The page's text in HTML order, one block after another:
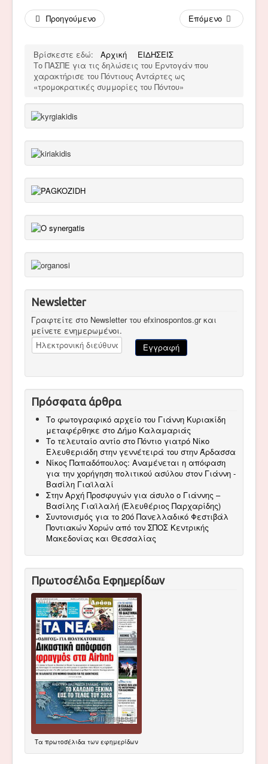
Προηγούμενο Επόμενο
Βρίσκεστε εδώ: Αρχική
ΕΙΔΗΣΕΙΣ
Το ΠΑΣΠΕ για τις δηλώσεις του Ερντογάν που
χαρακτήρισε του Πόντιους Αντάρτες ως
«τρομοκρατικές συμμορίες του Πόντου»
Newsletter
Γραφτείτε στο Newsletter του efxinospontos.gr και
μείνετε ενημερωμένοι.
Πρόσφατα άρθρα
Το φωτογραφικό αρχείο του Γιάννη Κυριακίδη
μεταφέρθηκε στο Δήμο Καλαμαριάς
Το τελευταίο αντίο στο Πόντιο γιατρό Νίκο
Ελευθεριάδη στην γεννέτειρά του στην Άρδασσα
Νίκος Παπαδόπουλος: Αναμένεται η απόφαση
για την χορήγηση πολιτικού ασύλου στον Γιάννη -
Βασίλη Γιαϊλαλί
Στην Αρχή Προσφυγών για άσυλο ο Γιάννης –
Βασίλης Γιαϊλαλή (Ελευθέριος Παρχαρίδης)
Συντονισμός για το 20ό Πανελλαδικό Φεστιβάλ
Ποντιακών Χορών από τον ΣΠΟΣ Κεντρικής
Μακεδονίας και Θεσσαλίας
Πρωτοσέλιδα Εφημερίδων
Τα πρωτοσέλιδα των εφημερίδων